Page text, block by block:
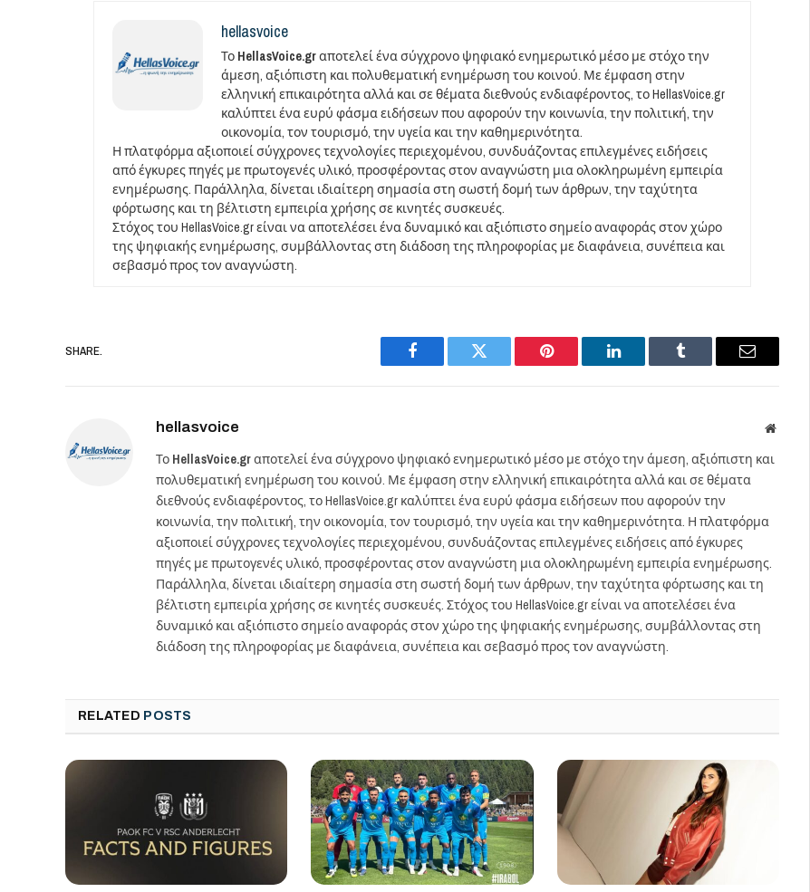
hellasvoice
Το HellasVoice.grαποτελεί ένα σύγχρονο ψηφιακό ενημερωτικό μέσο με στόχο την
άμεση, αξιόπιστη και πολυθεματική ενημέρωση του κοινού. Με έμφαση στην
ελληνική επικαιρότητα αλλά και σε θέματα διεθνούς ενδιαφέροντος, το HellasVoice.gr
καλύπτει ένα ευρύ φάσμα ειδήσεων που αφορούν την κοινωνία, την πολιτική, την
οικονομία, τον τουρισμό, την υγεία και την καθημερινότητα.
Η πλατφόρμα αξιοποιεί σύγχρονες τεχνολογίες περιεχομένου, συνδυάζοντας επιλεγμένες ειδήσεις
από έγκυρες πηγές με πρωτογενές υλικό, προσφέροντας στον αναγνώστη μια ολοκληρωμένη εμπειρία
ενημέρωσης. Παράλληλα, δίνεται ιδιαίτερη σημασία στη σωστή δομή των άρθρων, την ταχύτητα
φόρτωσης και τη βέλτιστη εμπειρία χρήσης σε κινητές συσκευές.
Στόχος του HellasVoice.gr είναι να αποτελέσει ένα δυναμικό και αξιόπιστο σημείο αναφοράς στον χώρο
της ψηφιακής ενημέρωσης, συμβάλλοντας στη διάδοση της πληροφορίας με διαφάνεια, συνέπεια και
σεβασμό προς τον αναγνώστη.
SHARE.
Facebook Twitter Pinterest LinkedIn Tumblr Email
hellasvoice Website
Το HellasVoice.grαποτελεί ένα σύγχρονο ψηφιακό ενημερωτικό μέσο με στόχο την άμεση, αξιόπιστη και
πολυθεματική ενημέρωση του κοινού. Με έμφαση στην ελληνική επικαιρότητα αλλά και σε θέματα
διεθνούς ενδιαφέροντος, το HellasVoice.gr καλύπτει ένα ευρύ φάσμα ειδήσεων που αφορούν την
κοινωνία, την πολιτική, την οικονομία, τον τουρισμό, την υγεία και την καθημερινότητα. Η πλατφόρμα
αξιοποιεί σύγχρονες τεχνολογίες περιεχομένου, συνδυάζοντας επιλεγμένες ειδήσεις από έγκυρες
πηγές με πρωτογενές υλικό, προσφέροντας στον αναγνώστη μια ολοκληρωμένη εμπειρία ενημέρωσης.
Παράλληλα, δίνεται ιδιαίτερη σημασία στη σωστή δομή των άρθρων, την ταχύτητα φόρτωσης και τη
βέλτιστη εμπειρία χρήσης σε κινητές συσκευές. Στόχος του HellasVoice.gr είναι να αποτελέσει ένα
δυναμικό και αξιόπιστο σημείο αναφοράς στον χώρο της ψηφιακής ενημέρωσης, συμβάλλοντας στη
διάδοση της πληροφορίας με διαφάνεια, συνέπεια και σεβασμό προς τον αναγνώστη.
RELATED POSTS